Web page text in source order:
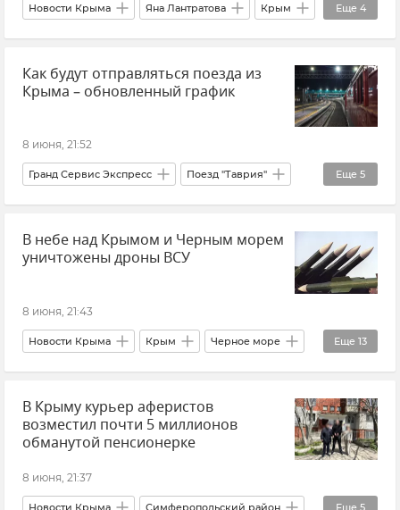
Еще 4
Новости Крыма Яна Лантратова Крым
Поезд "Таврия" Атаки ВСУ
Происшествия
Ситуация с поездами в Крыму после атаки ВСУ
Как будут отправляться поезда из
Крыма – обновленный график
8 июня, 21:52
Еще 5
Гранд Сервис Экспресс Поезд "Таврия"
Новости Крыма Крым Новости
Железная дорога
В небе над Крымом и Черным морем
уничтожены дроны ВСУ
8 июня, 21:43
Еще 13
Новости Крыма Крым Черное море
Белгородская область Брянская область
Калужская область Курская область
Орловская область Рязанская область
Краснодарский край
В Крыму курьер аферистов
возместил почти 5 миллионов
обманутой пенсионерке
8 июня, 21:37
Еще 5
Новости Крыма Симферопольский район